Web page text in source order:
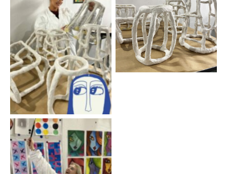
Aucune légende
Aucune légende